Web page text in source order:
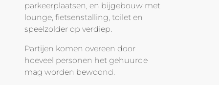
parkeerplaatsen, en bijgebouw met
lounge, fietsenstalling, toilet en
speelzolder op verdiep.
Partijen komen overeen door
hoeveel personen het gehuurde
mag worden bewoond.